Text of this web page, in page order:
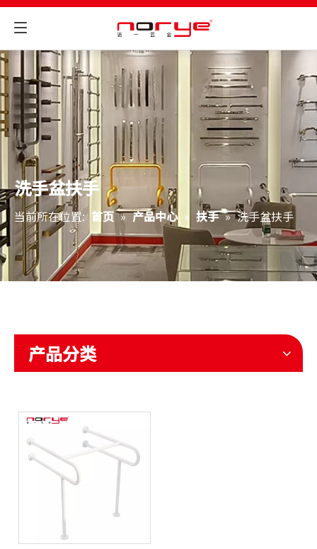
洗手盆扶手
当前所在位置: 首页 » 产品中心 » 扶手 » 洗手盆扶手
产品分类